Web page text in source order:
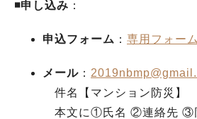
◾️申し込み ：
申込フォーム ： 専用フォー
メール ：
件名【マンション防災】
本文に①氏名 ②連絡先 ③